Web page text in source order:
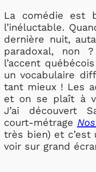
La comédie est
l’inéluctable.
dernière nuit,
paradoxal, non
l’accent
un vocabulaire
tant mieux ! Les
et on se plaît à
J’ai découvert
court-métrage
très bien) et c’est
voir sur grand